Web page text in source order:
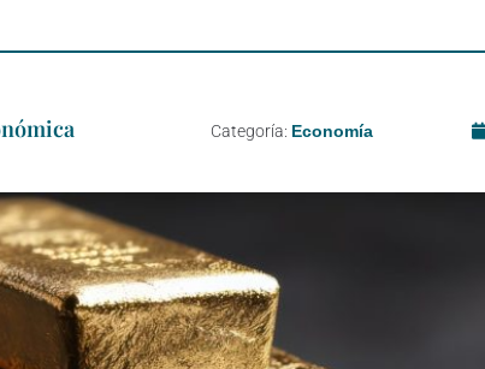
Categoría: Economía